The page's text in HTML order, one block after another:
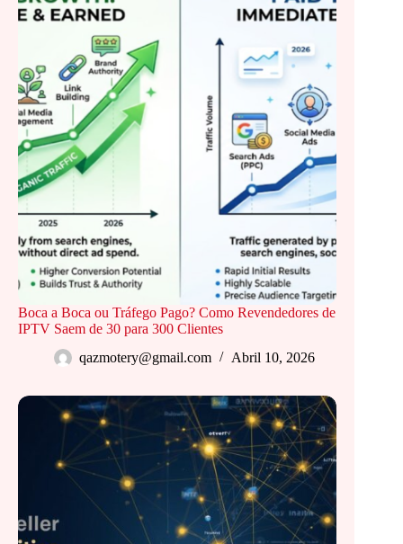
Boca a Boca ou Tráfego Pago? Como Revendedores de
IPTV Saem de 30 para 300 Clientes
qazmotery@gmail.com
Abril 10, 2026